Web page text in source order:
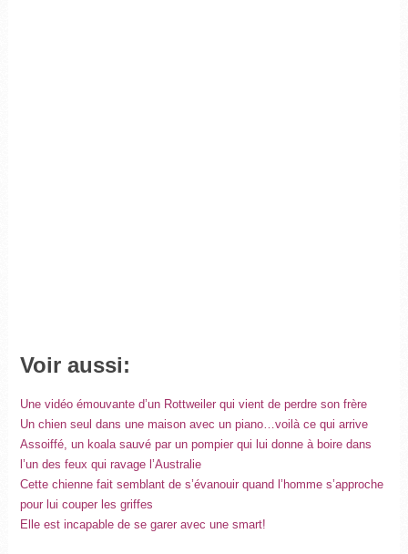
Voir aussi:
Une vidéo émouvante d’un Rottweiler qui vient de perdre son frère
Un chien seul dans une maison avec un piano…voilà ce qui arrive
Assoiffé, un koala sauvé par un pompier qui lui donne à boire dans
l’un des feux qui ravage l’Australie
Cette chienne fait semblant de s’évanouir quand l’homme s’approche
pour lui couper les griffes
Elle est incapable de se garer avec une smart!